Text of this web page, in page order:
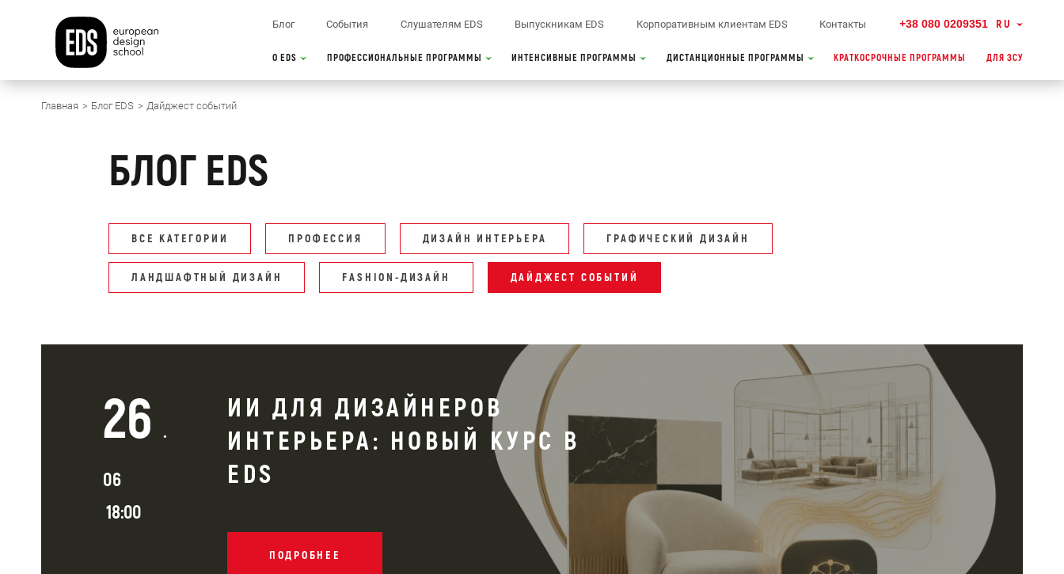
Блог События Слушателям EDS Выпускникам EDS Корпоративным клиентам EDS Контакты +38 080 0209351 RU
О EDS ПРОФЕССИОНАЛЬНЫЕ ПРОГРАММЫ ИНТЕНСИВНЫЕ ПРОГРАММЫ ДИСТАНЦИОННЫЕ ПРОГРАММЫ КРАТКОСРОЧНЫЕ ПРОГРАММЫ ДЛЯ ЗСУ
Главная Блог EDS Дайджест событий
БЛОГ EDS
ВСЕ КАТЕГОРИИ ПРОФЕССИЯ ДИЗАЙН ИНТЕРЬЕРА ГРАФИЧЕСКИЙ ДИЗАЙН
ЛАНДШАФТНЫЙ ДИЗАЙН FASHION-ДИЗАЙН ДАЙДЖЕСТ СОБЫТИЙ
26 .
06
18:00
ИИ ДЛЯ ДИЗАЙНЕРОВ
ИНТЕРЬЕРА: НОВЫЙ КУРС В
EDS
ПОДРОБНЕЕ